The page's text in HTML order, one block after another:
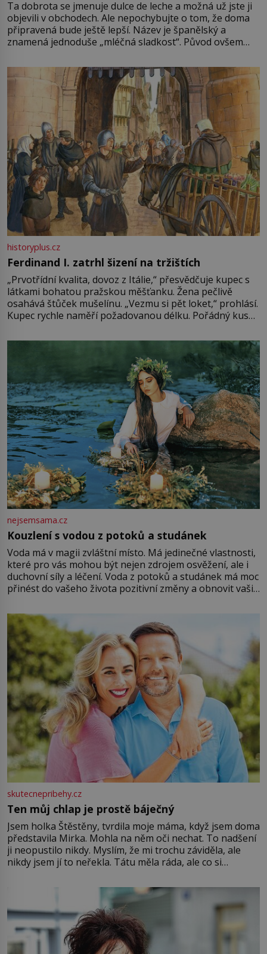
Ta dobrota se jmenuje dulce de leche a možná už jste ji
objevili v obchodech. Ale nepochybujte o tom, že doma
připravená bude ještě lepší. Název je španělský a
znamená jednoduše „mléčná sladkost“. Původ ovšem
pře hned několik latinskoamerických zemí a k tomu
Francie, kde se traduje,
historyplus.cz
Ferdinand I. zatrhl šizení na tržištích
„Prvotřídní kvalita, dovoz z Itálie,“ přesvědčuje kupec s
látkami bohatou pražskou měšťanku. Žena pečlivě
osahává štůček mušelínu. „Vezmu si pět loket,“ prohlásí.
Kupec rychle naměří požadovanou délku. Pořádný kus
milostpaní. Stačí jenom na sukni,“ zhodnotí švadlena
množství růžového mušelínu. „Ošidili vás, podívejte.“
Vezme do ruky dřevěnou
nejsemsama.cz
Kouzlení s vodou z potoků a studánek
Voda má v magii zvláštní místo. Má jedinečné vlastnosti,
které pro vás mohou být nejen zdrojem osvěžení, ale i
duchovní síly a léčení. Voda z potoků a studánek má moc
přinést do vašeho života pozitivní změny a obnovit vaši
můžete obohatit své rituály a přinést do svého života
větší harmonii a klid. Je důležité
skutecnepribehy.cz
Ten můj chlap je prostě báječný
Jsem holka Štěstěny, tvrdila moje máma, když jsem doma
představila Mirka. Mohla na něm oči nechat. To nadšení
ji neopustilo nikdy. Myslím, že mi trochu záviděla, ale
nikdy jsem jí to neřekla. Tátu měla ráda, ale co si
Jsme spolu moc rádi Tehdy byla jiná doba, když